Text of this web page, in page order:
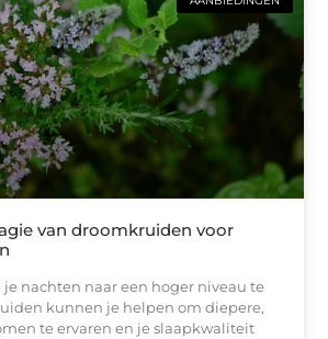
van droomkruiden voor
je nachten naar een hoger niveau te
kunnen je helpen om diepere,
te ervaren en je slaapkwaliteit